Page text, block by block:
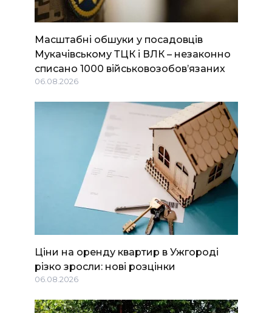
Масштабні обшуки у посадовців
Мукачівському ТЦК і ВЛК – незаконно
списано 1000 військовозобов’язаних
06.08.2026
Ціни на оренду квартир в Ужгороді
різко зросли: нові розцінки
06.08.2026